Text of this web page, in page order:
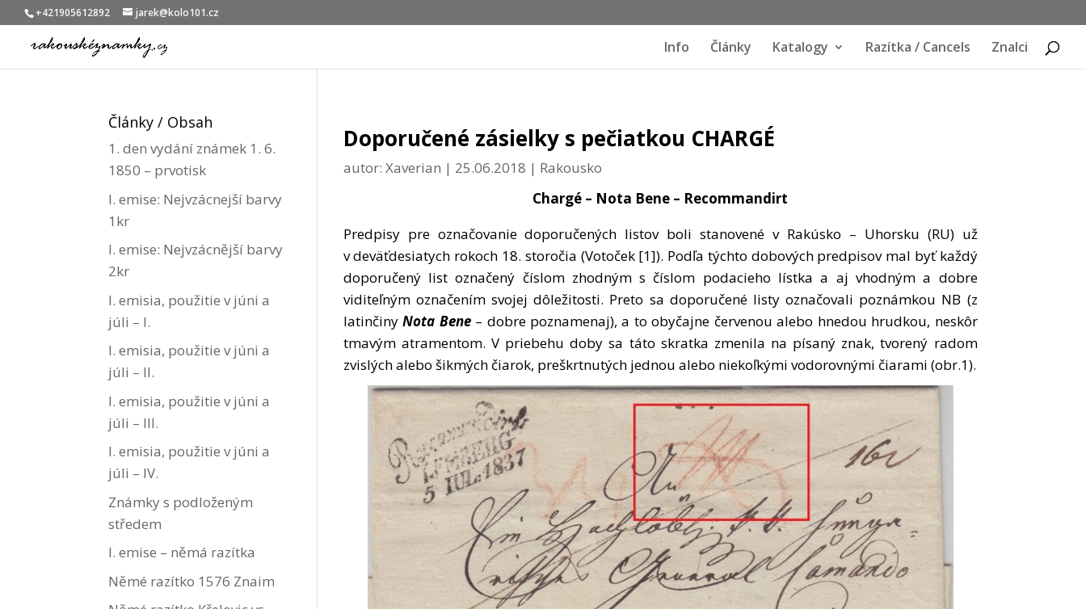
+421905612892 jarek@kolo101.cz
Info Články Katalogy Razítka / Cancels Znalci
Doporučené zásielky s pečiatkou CHARGÉ
autor: Xaverian | 25.06.2018 | Rakousko
Chargé – Nota Bene – Recommandirt
Predpisy pre označovanie doporučených listov boli stanovené v Rakúsko – Uhorsku (RU) už
v deväťdesiatych rokoch 18. storočia (Votoček [1]). Podľa týchto dobových predpisov mal byť každý
doporučený list označený číslom zhodným s číslom podacieho lístka a aj vhodným a dobre
viditeľným označením svojej dôležitosti. Preto sa doporučené listy označovali poznámkou NB (z
latinčinyNota Bene– dobre poznamenaj), a to obyčajne červenou alebo hnedou hrudkou, neskôr
tmavým atramentom. V priebehu doby sa táto skratka zmenila na písaný znak, tvorený radom
zvislých alebo šikmých čiarok, preškrtnutých jednou alebo niekoľkými vodorovnými čiarami (obr.1).
Články / Obsah
1. den vydání známek 1. 6.
1850 – prvotisk
I. emise: Nejvzácnejší barvy
1kr
I. emise: Nejvzácnější barvy
2kr
I. emisia, použitie v júni a
júli – I.
I. emisia, použitie v júni a
júli – II.
I. emisia, použitie v júni a
júli – III.
I. emisia, použitie v júni a
júli – IV.
Známky s podloženým
středem
I. emise – němá razítka
Němé razítko 1576 Znaim